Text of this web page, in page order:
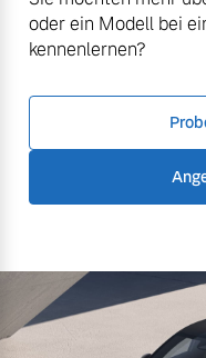
oder ein Modell bei
kennenlernen?